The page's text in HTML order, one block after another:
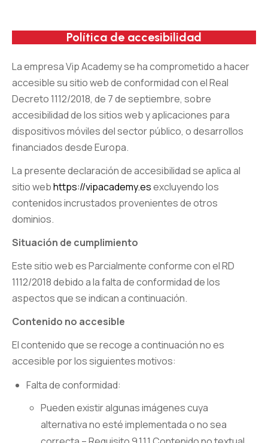
Política de accesibilidad
La empresa Vip Academy se ha comprometido a hacer
accesible su sitio web de conformidad con el Real
Decreto 1112/2018, de 7 de septiembre, sobre
accesibilidad de los sitios web y aplicaciones para
dispositivos móviles del sector público, o desarrollos
financiados desde Europa.
La presente declaración de accesibilidad se aplica al
sitio webhttps://vipacademy.esexcluyendo los
contenidos incrustados provenientes de otros
dominios.
Situación de cumplimiento
Este sitio web es Parcialmente conforme con el RD
1112/2018 debido a la falta de conformidad de los
aspectos que se indican a continuación.
Contenido no accesible
El contenido que se recoge a continuación no es
accesible por los siguientes motivos:
Falta de conformidad:
Pueden existir algunas imágenes cuya
alternativa no esté implementada o no sea